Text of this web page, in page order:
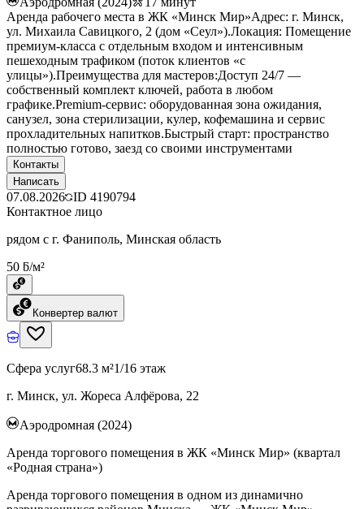
Аренда рабочего места в ЖК «Минск Мир»Адрес: г. Минск,
ул. Михаила Савицкого, 2 (дом «Сеул»).Локация: Помещение
премиум-класса с отдельным входом и интенсивным
пешеходным трафиком (поток клиентов «с
улицы»).Преимущества для мастеров:Доступ 24/7 —
собственный комплект ключей, работа в любом
графике.Premium-сервис: оборудованная зона ожидания,
санузел, зона стерилизации, кулер, кофемашина и сервис
прохладительных напитков.Быстрый старт: пространство
полностью готово, заезд со своими инструментами
Контакты
Написать
07.08.2026 ID 4190794
Контактное лицо
рядом с г. Фаниполь, Минская область
50 ƃ/м²
Конвертер валют
Сфера услуг68.3 м²1/16 этаж
г. Минск, ул. Жореса Алфёрова, 22
Аэродромная (2024)
Аренда торгового помещения в ЖК «Минск Мир» (квартал
«Родная страна»)
Аренда торгового помещения в одном из динамично